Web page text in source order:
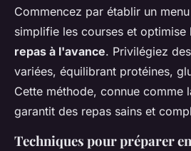
Commencez par établir un
simplifie les courses et optimise
repas à l'avance. Privilégiez
variées, équilibrant protéines,
Cette méthode, connue comme
garantit des repas sains et
Techniques pour préparer